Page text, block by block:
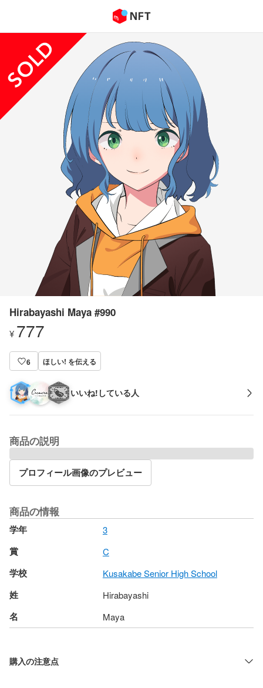
Hirabayashi Maya #990
¥ 777
6 ほしい! を伝える
いいね!している人
商品の説明
プロフィール画像のプレビュー
商品の情報
学年 3
賞 C
学校 Kusakabe Senior High School
姓 Hirabayashi
名 Maya
購入の注意点